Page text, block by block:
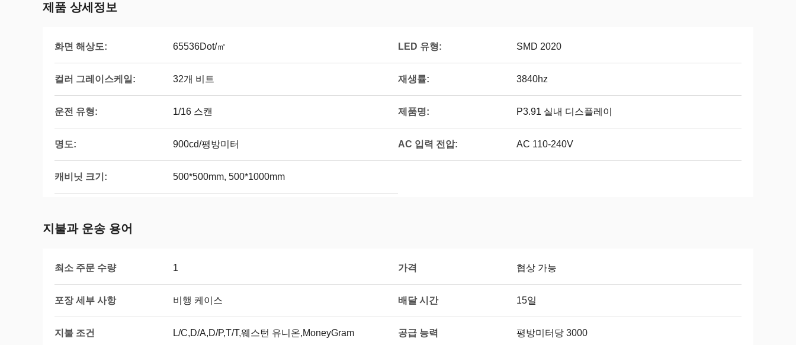
제품 상세정보
화면 해상도: 65536Dot/㎡ LED 유형: SMD 2020
컬러 그레이스케일: 32개 비트 재생률: 3840hz
운전 유형: 1/16 스캔 제품명: P3.91 실내 디스플레이
명도: 900cd/평방미터 AC 입력 전압: AC 110-240V
캐비닛 크기: 500*500mm, 500*1000mm
지불과 운송 용어
최소 주문 수량 1 가격 협상 가능
포장 세부 사항 비행 케이스 배달 시간 15일
지불 조건 L/C,D/A,D/P,T/T,웨스턴 유니온,MoneyGram 공급 능력 평방미터당 3000